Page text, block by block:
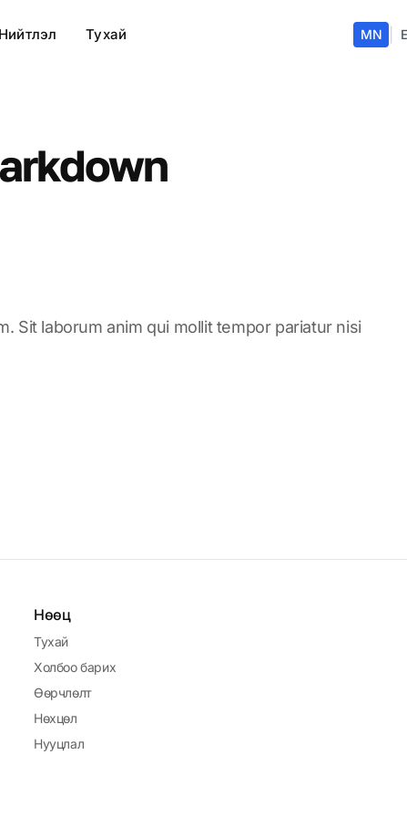
Нийтлэл Тухай MN
Sit laborum anim qui mollit tempor pariatur nisi
Нөөц
Тухай
Холбоо барих
Өөрчлөлт
Нөхцөл
Нууцлал